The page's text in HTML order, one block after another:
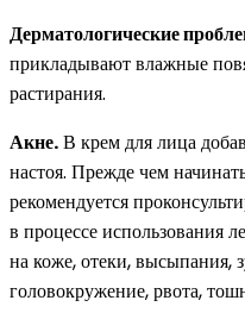
Дерматологические
прикладывают влажные
растирания.
Акне.В крем для лица
настоя. Прежде чем
рекомендуется
в процессе использования
на коже, отеки, высыпания,
головокружение, рвота,